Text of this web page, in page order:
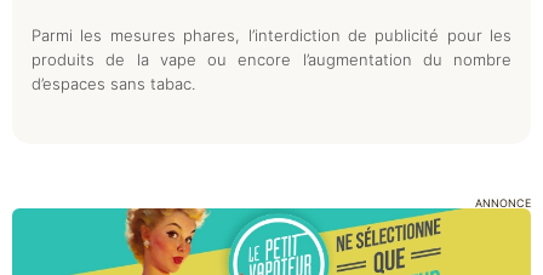
Parmi les mesures phares, l’interdiction de publicité pour les
produits de la vape ou encore l’augmentation du nombre
d’espaces sans tabac.
ANNONCE